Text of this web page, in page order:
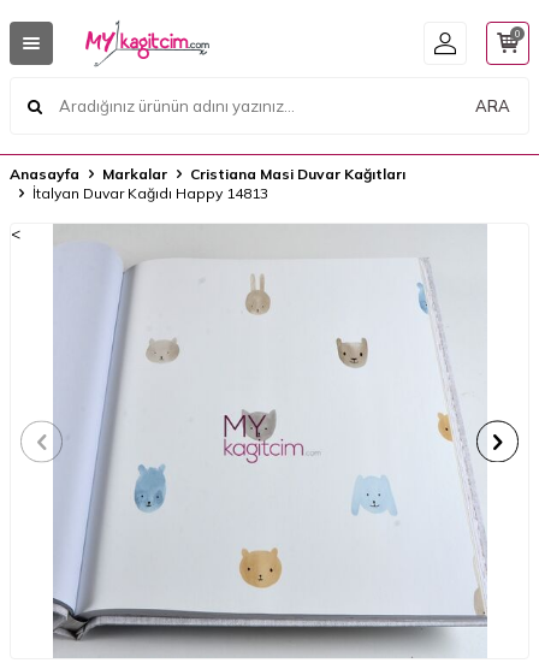
ARA
0
Anasayfa Markalar
Cristiana Masi Duvar Kağıtları
İtalyan Duvar Kağıdı Happy 14813
<